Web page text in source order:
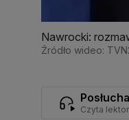
Nawrocki:
Źródło wideo:
Czyta lektor